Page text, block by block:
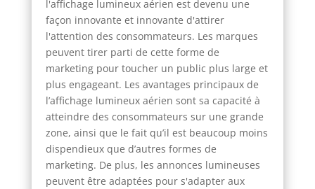
l'affichage lumineux aérien est devenu une
façon innovante et innovante d'attirer
l'attention des consommateurs. Les marques
peuvent tirer parti de cette forme de
marketing pour toucher un public plus large et
plus engageant. Les avantages principaux de
l’affichage lumineux aérien sont sa capacité à
atteindre des consommateurs sur une grande
zone, ainsi que le fait qu’il est beaucoup moins
dispendieux que d’autres formes de
marketing. De plus, les annonces lumineuses
peuvent être adaptées pour s'adapter aux